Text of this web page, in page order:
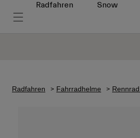
Radfahren Snow
Radfahren Fahrradhelme